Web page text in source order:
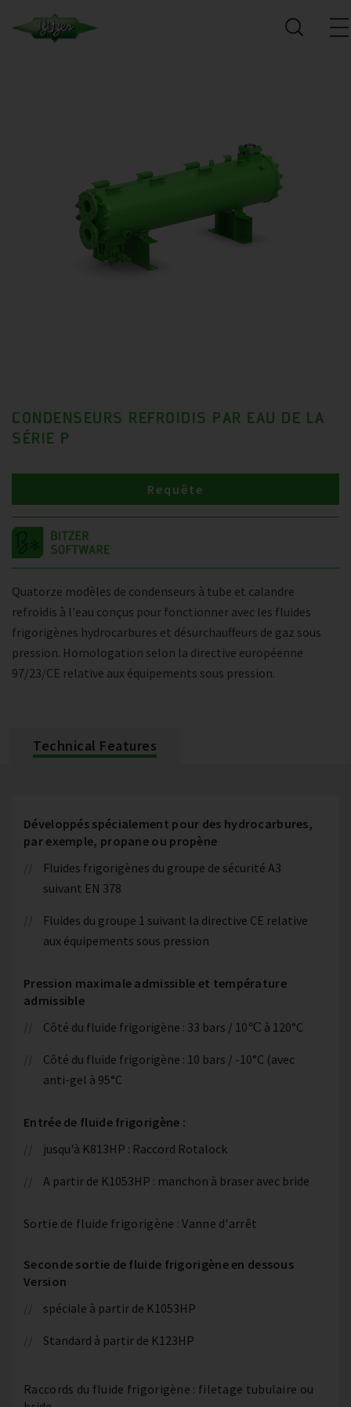
CONDENSEURS REFROIDIS PAR EAU DE LA
SÉRIE P
Quatorze modèles de condenseurs à tube et calandre
refroidis à l'eau conçus pour fonctionner avec les fluides
frigorigènes hydrocarbures et désurchauffeurs de gaz sous
pression. Homologation selon la directive européenne
97/23/CE relative aux équipements sous pression.
Requête
Technical Features
Développés spécialement pour des hydrocarbures,
par exemple, propane ou propène
Fluides frigorigènes du groupe de sécurité A3
suivant EN 378
Fluides du groupe 1 suivant la directive CE relative
aux équipements sous pression
Pression maximale admissible et température
admissible
Côté du fluide frigorigène : 33 bars / 10℃ à 120°C
Côté du fluide frigorigène : 10 bars / -10°C (avec
anti-gel à 95°C
Entrée de fluide frigorigène :
jusqu'à K813HP : Raccord Rotalock
A partir de K1053HP : manchon à braser avec bride
Sortie de fluide frigorigène : Vanne d'arrêt
Seconde sortie de fluide frigorigène en dessous
Version
spéciale à partir de K1053HP
Standard à partir de K123HP
Raccords du fluide frigorigène : filetage tubulaire ou